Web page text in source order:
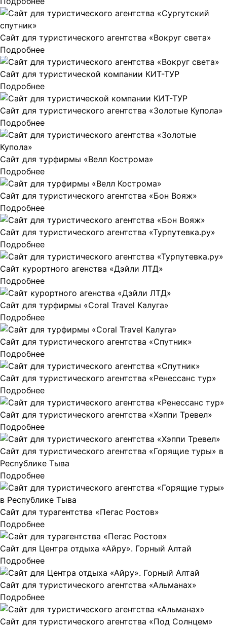
Сайт для туристического агентства «Вокруг света»
Подробнее
Сайт для туристической компании КИТ-ТУР
Подробнее
Сайт для туристического агентства «Золотые Купола»
Подробнее
Сайт для турфирмы «Велл Кострома»
Подробнее
Сайт для туристического агентства «Бон Вояж»
Подробнее
Сайт для туристического агентства «Турпутевка.ру»
Подробнее
Сайт курортного агенства «Дэйли ЛТД»
Подробнее
Сайт для турфирмы «Coral Travel Калуга»
Подробнее
Сайт для туристического агентства «Спутник»
Подробнее
Сайт для туристического агентства «Ренессанс тур»
Подробнее
Сайт для туристического агентства «Хэппи Тревел»
Подробнее
Сайт для туристического агентства «Горящие туры» в
Республике Тыва
Подробнее
Сайт для турагентства «Пегас Ростов»
Подробнее
Сайт для Центра отдыха «Айру». Горный Алтай
Подробнее
Сайт для туристического агентства «Альманах»
Подробнее
Сайт для туристического агентства «Под Солнцем»